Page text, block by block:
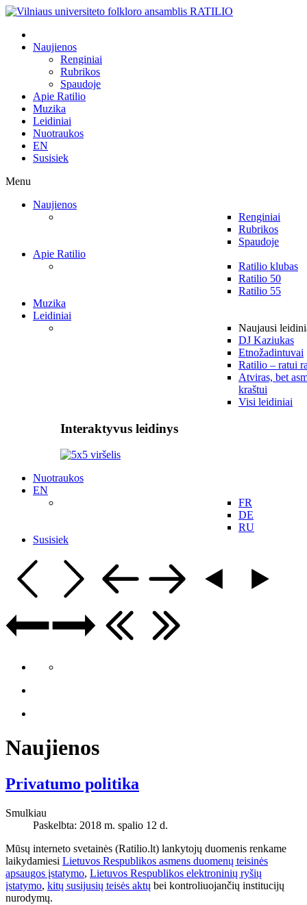
Naujienos
Renginiai
Rubrikos
Spaudoje
Apie Ratilio
Muzika
Leidiniai
Nuotraukos
EN
Susisiek
Menu
Naujienos
Renginiai
Rubrikos
Spaudoje
Apie Ratilio
Ratilio klubas
Ratilio 50
Ratilio 55
Muzika
Leidiniai
Naujausi
DJ Kaziukas
Etnožadintuvai
Ratilio – ratui
Atviras, bet
kraštui
Visi leidiniai
Interaktyvus leidinys
Nuotraukos
EN
FR
DE
RU
Susisiek
Naujienos
Privatumo politika
Smulkiau
Paskelbta: 2018 m. spalio 12 d.
Mūsų interneto svetainės (Ratilio.lt) lankytojų duomenis renkame
laikydamiesi Lietuvos Respublikos asmens duomenų teisinės
apsaugos įstatymo, Lietuvos Respublikos elektroninių ryšių
įstatymo, kitų susijusių teisės aktų bei kontroliuojančių institucijų
nurodymų.